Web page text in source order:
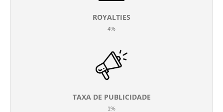
ROYALTIES
4%
TAXA DE PUBLICIDADE
1%